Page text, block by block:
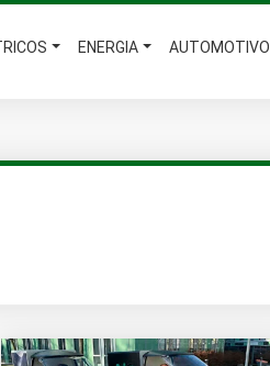
ENERGIA AUTOMOTIVO